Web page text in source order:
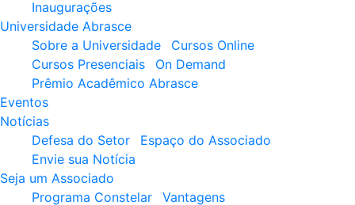
Inaugurações
Universidade Abrasce
Sobre a Universidade
Cursos Online
Cursos Presenciais
On Demand
Prêmio Acadêmico Abrasce
Eventos
Notícias
Defesa do Setor
Espaço do Associado
Envie sua Notícia
Seja um Associado
Programa Constelar
Vantagens